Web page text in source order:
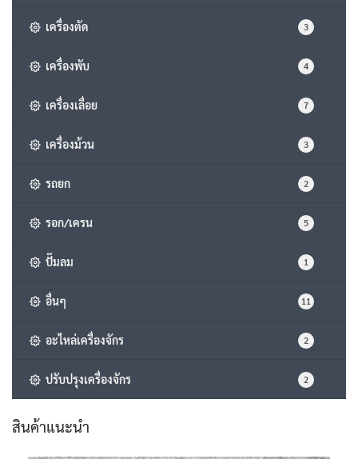
เครื่องตัด 3
เครื่องพับ 4
เครื่องเลื่อย 7
เครื่องม้วน 3
รถยก 2
รอก/เครน 5
ปั๊มลม 1
อื่นๆ 11
อะไหล่เครื่องจักร 2
ปรับปรุงเครื่องจักร 2
สินค้าแนะนำ